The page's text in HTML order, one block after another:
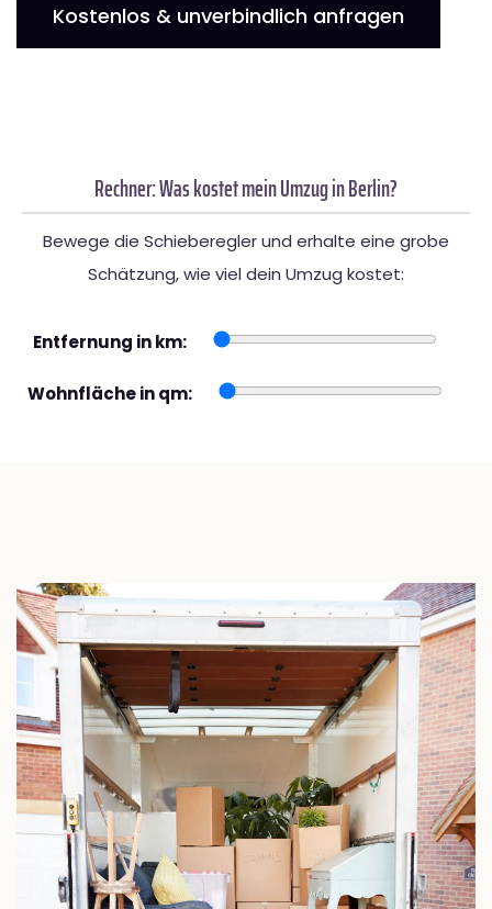
Kostenlos & unverbindlich anfragen
Rechner: Was kostet mein Umzug in Berlin?
Bewege die Schieberegler und erhalte eine grobe
Schätzung, wie viel dein Umzug kostet:
Entfernung in km:
Wohnfläche in qm: